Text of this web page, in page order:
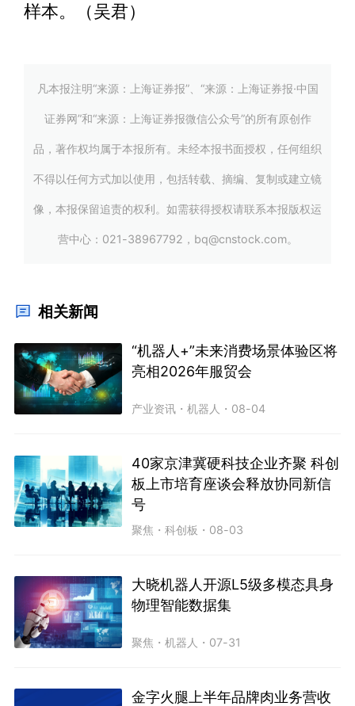
样本。（吴君）
凡本报注明“来源：上海证券报”、“来源：上海证券报·中国
证券网”和“来源：上海证券报微信公众号”的所有原创作
品，著作权均属于本报所有。未经本报书面授权，任何组织
不得以任何方式加以使用，包括转载、摘编、复制或建立镜
像，本报保留追责的权利。如需获得授权请联系本报版权运
营中心：021-38967792，bq@cnstock.com。
相关新闻
“机器人+”未来消费场景体验区将
亮相2026年服贸会
产业资讯 ・机器人 ・ 08-04
40家京津冀硬科技企业齐聚 科创
板上市培育座谈会释放协同新信
号
聚焦 ・科创板 ・ 08-03
大晓机器人开源L5级多模态具身
物理智能数据集
聚焦 ・机器人 ・ 07-31
金字火腿上半年品牌肉业务营收